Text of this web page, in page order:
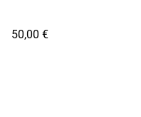
50,00 €